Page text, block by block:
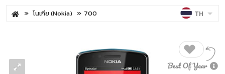
โนเกีย (Nokia) 700 TH